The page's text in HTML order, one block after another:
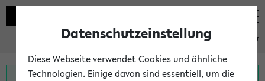
eKVV
Zur MeineUni App Zum MeineUni Portal
Datenschutzeinstellung
Diese Webseite verwendet Cookies und ähnliche
Technologien. Einige davon sind essentiell, um die